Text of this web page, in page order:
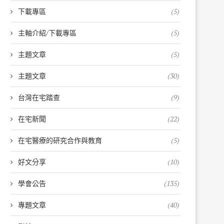
下載專區 (5)
主軸介紹/下載專區 (5)
主題文章 (5)
主題文章 (30)
台灣在宅踏查 (9)
在宅新聞 (22)
在宅醫療的研究合作與教育 (5)
好文分享 (10)
學會公告 (135)
專題文章 (40)